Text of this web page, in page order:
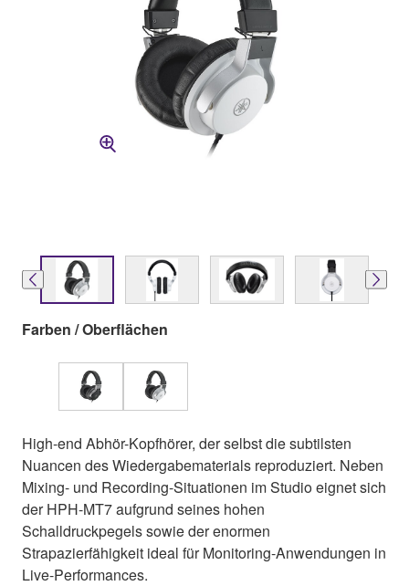
Farben / Oberflächen
High-end Abhör-Kopfhörer, der selbst die subtilsten
Nuancen des Wiedergabematerials reproduziert. Neben
Mixing- und Recording-Situationen im Studio eignet sich
der HPH-MT7 aufgrund seines hohen
Schalldruckpegels sowie der enormen
Strapazierfähigkeit ideal für Monitoring-Anwendungen in
Live-Performances.